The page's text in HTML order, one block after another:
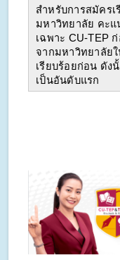
สำหรับการสมัคร
มหาวิทยาลัย คะ
เฉพาะ CU-TEP
จากมหาวิทยาลัย
เรียบร้อยก่อน ดัง
เป็นอันดับแรก